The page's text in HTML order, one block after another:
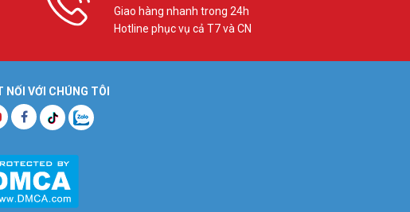
Giao hàng nhanh trong 24h
Hotline phục vụ cả T7 và CN
NỐI VỚI CHÚNG TÔI